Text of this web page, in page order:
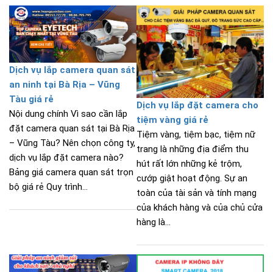
Dịch vụ lắp camera quan sát
an ninh tại Bà Rịa – Vũng
Tàu giá rẻ
Nội dung chính Vì sao cần lắp
đặt camera quan sát tại Bà Rịa
– Vũng Tàu? Nên chọn công ty,
dịch vụ lắp đặt camera nào?
Bảng giá camera quan sát trọn
bộ giá rẻ Quy trình...
Dịch vụ lắp đặt camera cho
tiệm vàng giá rẻ
Tiệm vàng, tiệm bạc, tiệm nữ
trang là những địa điểm thu
hút rất lớn những kẻ trộm,
cướp giật hoạt động. Sự an
toàn của tài sản và tính mạng
của khách hàng và của chủ cửa
hàng là...